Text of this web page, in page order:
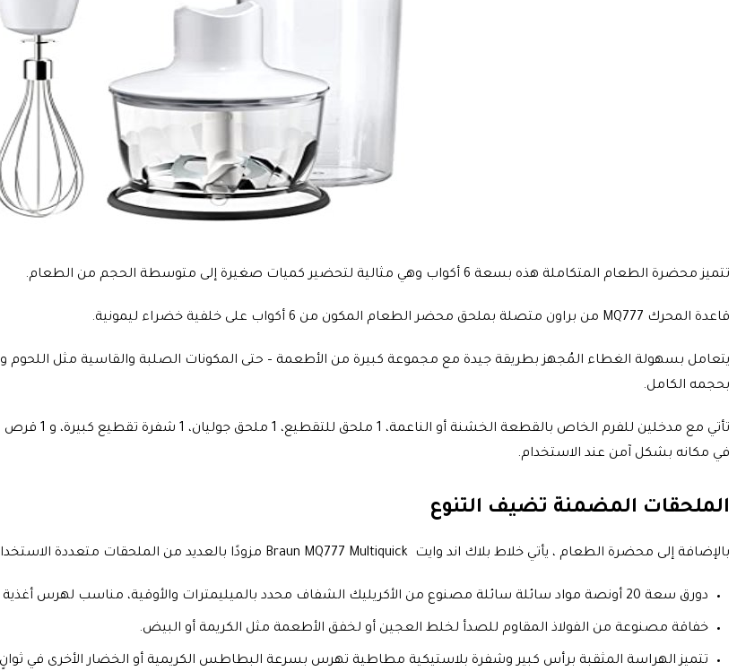
تتميز محضرة الطعام المتكاملة هذه بسعة 6 أكواب وهي مثالية لتحضير كميات صغيرة إلى متوسطة الحجم من الطعام.
قاعدة المحرك MQ777 من براون متصلة بملحق محضر الطعام المكون من 6 أكواب على خلفية خضراء ليمونية.
يتعامل بسهولة الغطاء المُجهز بطريقة جيدة مع مجموعة كبيرة من الأطعمة – حتى المكونات الصلبة والقاسية مثل اللحوم
بحجمه الكامل.
تأتي مع
في مكانه بشكل آمن عند الاستخدام.
الملحقات المضمنة تضيف التنوع
بالإضافة إلى محضرة الطعام ، يأتي خلاط بلاك اند وايت Braun MQ777 Multiquick مزودًا بالعديد من الملحقات متعددة الاستخدامات:
دورق سعة 20 أونصة مواد سائلة سائلة مصنوع من الأكريليك الشفاف محدد بالميليمترات والأوقية، مناسب لهرس أغذية الأطفال، أو صنع عصير، أو خلط التوابل مثل المايونيز محلي الصنع.
خفاقة مصنوعة من الفولاذ المقاوم للصدأ لخلط العجين أو لخفق الأطعمة مثل الكريمة أو البيض.
تتميز الهراسة المثقبة برأس كبير وشفرة بلاستيكية مطاطية تهرس بسرعة البطاطس الكريمية أو الخضار الأخرى في